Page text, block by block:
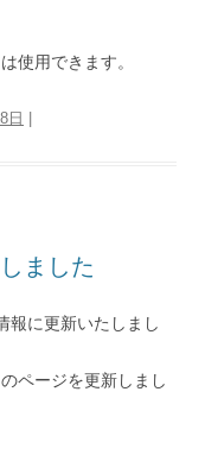
使用できます。
日
ました
報に更新いたしまし
ページを更新しまし